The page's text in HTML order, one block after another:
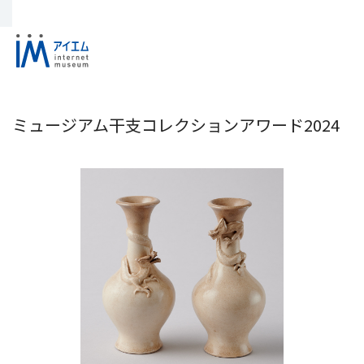
ミュージアム干支コレクションアワード2024